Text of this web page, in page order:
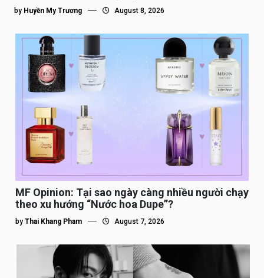
by Huyền My Trương August 8, 2026
MF Opinion: Tại sao ngày càng nhiều người chạy
theo xu hướng “Nước hoa Dupe”?
by Thai Khang Pham August 7, 2026